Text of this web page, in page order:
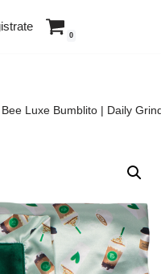
0
Bee Luxe Bumblito | Daily